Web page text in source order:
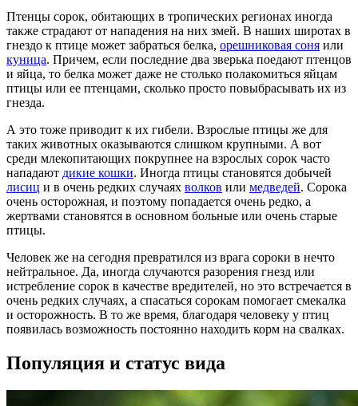
Птенцы сорок, обитающих в тропических регионах иногда
также страдают от нападения на них змей. В наших широтах в
гнездо к птице может забраться белка, орешниковая соня или
куница. Причем, если последние два зверька поедают птенцов
и яйца, то белка может даже не столько полакомиться яйцам
птицы или ее птенцами, сколько просто повыбрасывать их из
гнезда.
А это тоже приводит к их гибели. Взрослые птицы же для
таких животных оказываются слишком крупными. А вот
среди млекопитающих покрупнее на взрослых сорок часто
нападают дикие кошки. Иногда птицы становятся добычей
лисиц и в очень редких случаях волков или медведей. Сорока
очень осторожная, и поэтому попадается очень редко, а
жертвами становятся в основном больные или очень старые
птицы.
Человек же на сегодня превратился из врага сороки в нечто
нейтральное. Да, иногда случаются разорения гнезд или
истребление сорок в качестве вредителей, но это встречается в
очень редких случаях, а спасаться сорокам помогает смекалка
и осторожность. В то же время, благодаря человеку у птиц
появилась возможность постоянно находить корм на свалках.
Популяция и статус вида